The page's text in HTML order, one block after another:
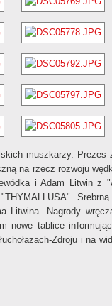
muszkarzy. Prezes
na rzecz rozwoju
i Adam Litwin z
Litwina. Nagrody
nowe tablice
Zdroju i na